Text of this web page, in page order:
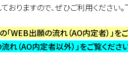
りますので、ぜひご利用ください
WEB出願の流れ（AO内定者）」を
（AO内定者以外）」をご覧くださ